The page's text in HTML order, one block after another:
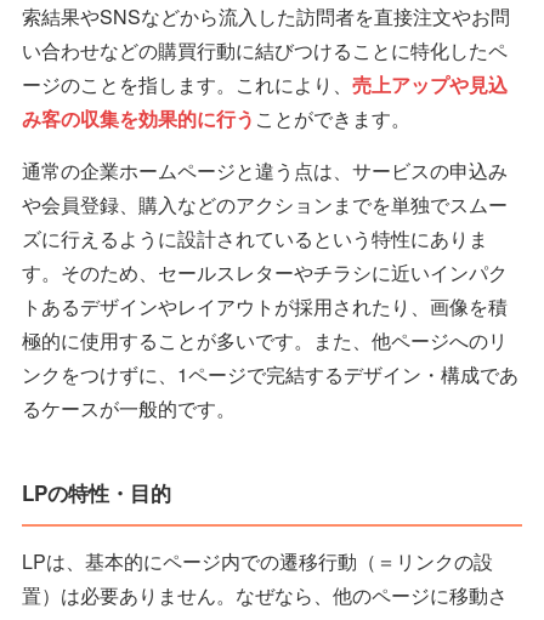
索結果やSNSなどから流入した訪問者を直接注文やお問
い合わせなどの購買行動に結びつけることに特化したペ
ージのことを指します。これにより、 売上アップや見込
み客の収集を効果的に行う ことができます。
通常の企業ホームページと違う点は、サービスの申込み
や会員登録、購入などのアクションまでを単独でスムー
ズに行えるように設計されているという特性にありま
す。そのため、セールスレターやチラシに近いインパク
トあるデザインやレイアウトが採用されたり、画像を積
極的に使用することが多いです。また、他ページへのリ
ンクをつけずに、1ページで完結するデザイン・構成であ
るケースが一般的です。
LPの特性・目的
LPは、基本的にページ内での遷移行動（＝リンクの設
置）は必要ありません。なぜなら、他のページに移動さ